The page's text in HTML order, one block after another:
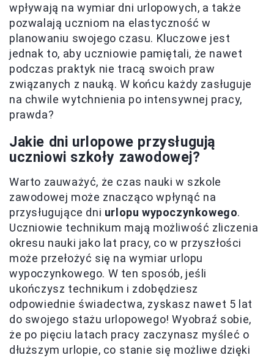
wpływają na wymiar dni urlopowych, a także
pozwalają uczniom na elastyczność w
planowaniu swojego czasu. Kluczowe jest
jednak to, aby uczniowie pamiętali, że nawet
podczas praktyk nie tracą swoich praw
związanych z nauką. W końcu każdy zasługuje
na chwile wytchnienia po intensywnej pracy,
prawda?
Jakie dni urlopowe przysługują
uczniowi szkoły zawodowej?
Warto zauważyć, że czas nauki w szkole
zawodowej może znacząco wpłynąć na
przysługujące dni urlopu wypoczynkowego.
Uczniowie technikum mają możliwość zliczenia
okresu nauki jako lat pracy, co w przyszłości
może przełożyć się na wymiar urlopu
wypoczynkowego. W ten sposób, jeśli
ukończysz technikum i zdobędziesz
odpowiednie świadectwa, zyskasz nawet 5 lat
do swojego stażu urlopowego! Wyobraź sobie,
że po pięciu latach pracy zaczynasz myśleć o
dłuższym urlopie, co stanie się możliwe dzięki